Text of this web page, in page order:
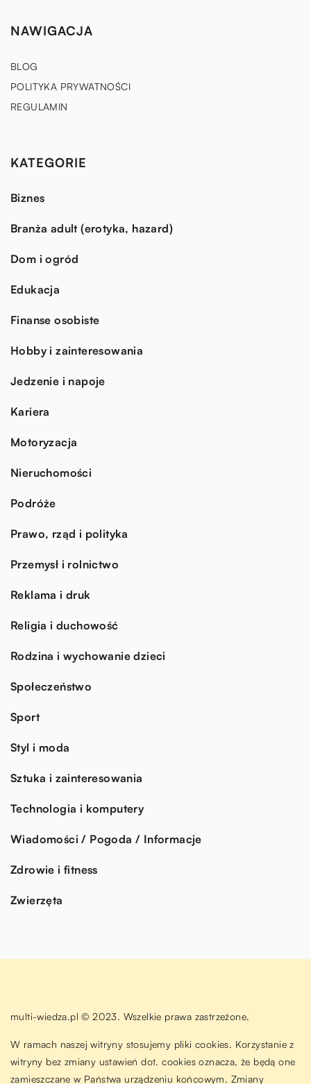
NAWIGACJA
BLOG
POLITYKA PRYWATNOŚCI
REGULAMIN
KATEGORIE
Biznes
Branża adult (erotyka, hazard)
Dom i ogród
Edukacja
Finanse osobiste
Hobby i zainteresowania
Jedzenie i napoje
Kariera
Motoryzacja
Nieruchomości
Podróże
Prawo, rząd i polityka
Przemysł i rolnictwo
Reklama i druk
Religia i duchowość
Rodzina i wychowanie dzieci
Społeczeństwo
Sport
Styl i moda
Sztuka i zainteresowania
Technologia i komputery
Wiadomości / Pogoda / Informacje
Zdrowie i fitness
Zwierzęta
multi-wiedza.pl © 2023. Wszelkie prawa zastrzeżone.
W ramach naszej witryny stosujemy pliki cookies. Korzystanie z
witryny bez zmiany ustawień dot. cookies oznacza, że będą one
zamieszczane w Państwa urządzeniu końcowym. Zmiany